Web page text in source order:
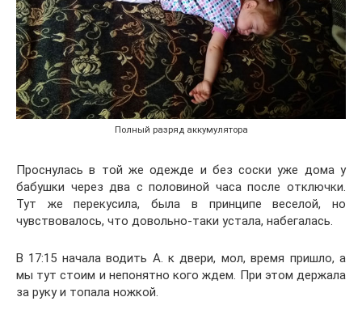
Полный разряд аккумулятора
Проснулась в той же одежде и без соски уже дома у
бабушки через два с половиной часа после отключки.
Тут же перекусила, была в принципе веселой, но
чувствовалось, что довольно-таки устала, набегалась.
В 17:15 начала водить А. к двери, мол, время пришло, а
мы тут стоим и непонятно кого ждем. При этом держала
за руку и топала ножкой.